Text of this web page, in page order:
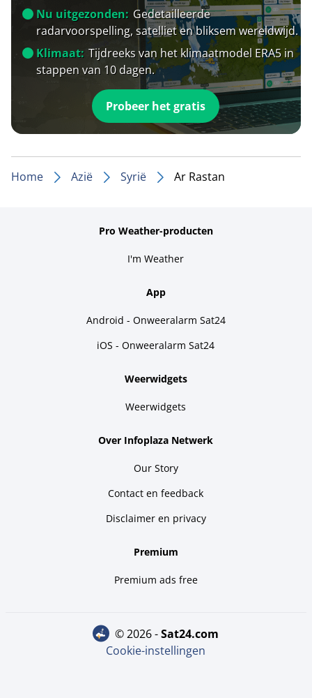
Nu uitgezonden: Gedetailleerde
radarvoorspelling, satelliet en bliksem wereldwijd.
Klimaat: Tijdreeks van het klimaatmodel ERA5 in
stappen van 10 dagen.
Probeer het gratis
Home Azië Syrië Ar Rastan
Pro Weather-producten
I'm Weather
App
Android - Onweeralarm Sat24
iOS - Onweeralarm Sat24
Weerwidgets
Weerwidgets
Over Infoplaza Netwerk
Our Story
Contact en feedback
Disclaimer en privacy
Premium
Premium ads free
© 2026 - sat24.com
Cookie-instellingen